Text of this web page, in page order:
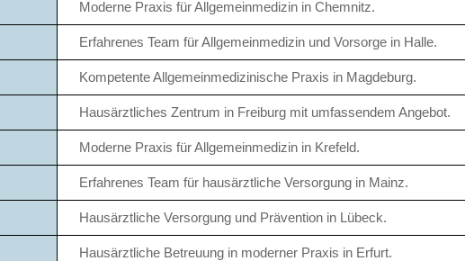
Moderne Praxis für Allgemeinmedizin in Chemnitz.
Erfahrenes Team für Allgemeinmedizin und Vorsorge in Halle.
Kompetente Allgemeinmedizinische Praxis in Magdeburg.
Hausärztliches Zentrum in Freiburg mit umfassendem Angebot.
Moderne Praxis für Allgemeinmedizin in Krefeld.
Erfahrenes Team für hausärztliche Versorgung in Mainz.
Hausärztliche Versorgung und Prävention in Lübeck.
Hausärztliche Betreuung in moderner Praxis in Erfurt.